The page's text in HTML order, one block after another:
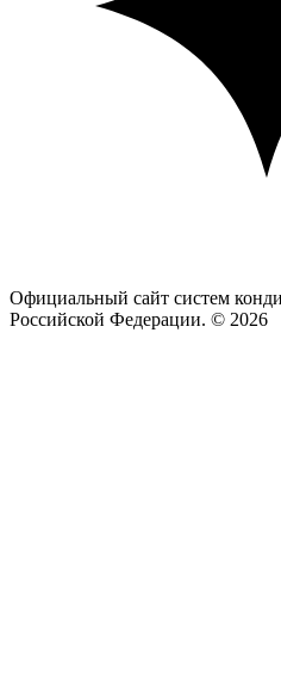
Официальный сайт систем
Российской Федерации. © 2026